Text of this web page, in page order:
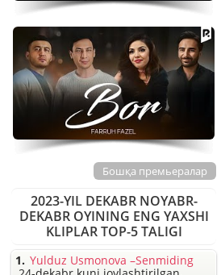
Бошқа премьералар
2023-YIL DEKABR NOYABR-
DEKABR OYINING ENG YAXSHI
KLIPLAR TOP-5 TALIGI
Yulduz Usmonova –Senmiding